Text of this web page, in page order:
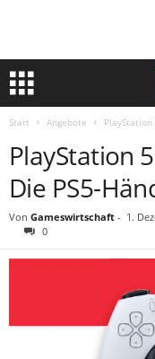
Start Angebote
PlayStation
Die PS5-
Von Gameswirtschaft - 1.
0